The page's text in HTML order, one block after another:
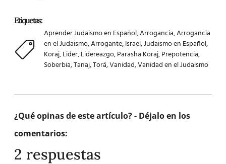
Etiquetas:
Aprender Judaismo en Español,Arrogancia,Arrogancia
en el Judaismo,Arrogante,Israel,Judaismo en Español,
Koraj,Lider,Lidereazgo,Parasha Koraj,Prepotencia,
Soberbia,Tanaj,Torá,Vanidad,Vanidad en el Judaismo
¿Qué opinas de este artículo? - Déjalo en los
comentarios:
2 respuestas